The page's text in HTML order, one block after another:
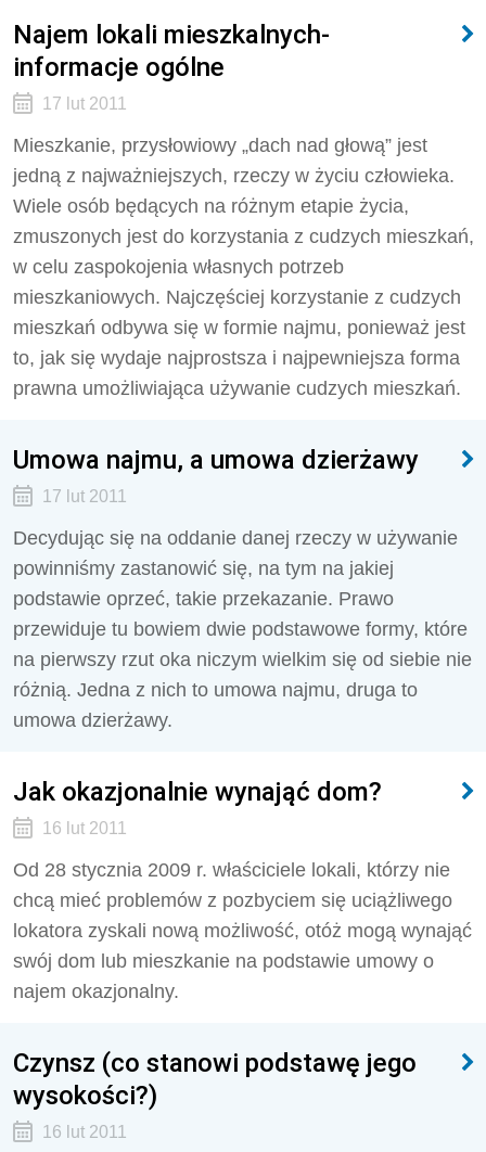
Najem lokali mieszkalnych-
informacje ogólne
17 lut 2011
Mieszkanie, przysłowiowy „dach nad głową” jest
jedną z najważniejszych, rzeczy w życiu człowieka.
Wiele osób będących na różnym etapie życia,
zmuszonych jest do korzystania z cudzych mieszkań,
w celu zaspokojenia własnych potrzeb
mieszkaniowych. Najczęściej korzystanie z cudzych
mieszkań odbywa się w formie najmu, ponieważ jest
to, jak się wydaje najprostsza i najpewniejsza forma
prawna umożliwiająca używanie cudzych mieszkań.
Umowa najmu, a umowa dzierżawy
17 lut 2011
Decydując się na oddanie danej rzeczy w używanie
powinniśmy zastanowić się, na tym na jakiej
podstawie oprzeć, takie przekazanie. Prawo
przewiduje tu bowiem dwie podstawowe formy, które
na pierwszy rzut oka niczym wielkim się od siebie nie
różnią. Jedna z nich to umowa najmu, druga to
umowa dzierżawy.
Jak okazjonalnie wynająć dom?
16 lut 2011
Od 28 stycznia 2009 r. właściciele lokali, którzy nie
chcą mieć problemów z pozbyciem się uciążliwego
lokatora zyskali nową możliwość, otóż mogą wynająć
swój dom lub mieszkanie na podstawie umowy o
najem okazjonalny.
Czynsz (co stanowi podstawę jego
wysokości?)
16 lut 2011